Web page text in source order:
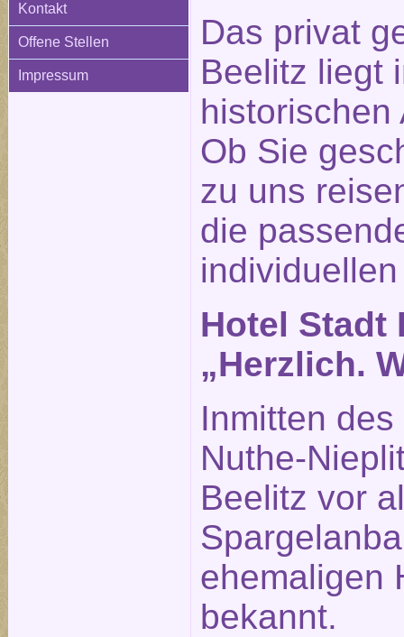
Kontakt
Offene Stellen
Impressum
Das privat
Beelitz liegt
historischen
Ob Sie
zu uns
die
Hotel Stadt
„Herzlich.
Inmitten
Nuthe-
Beelitz vor
ehemaligen
bekannt.